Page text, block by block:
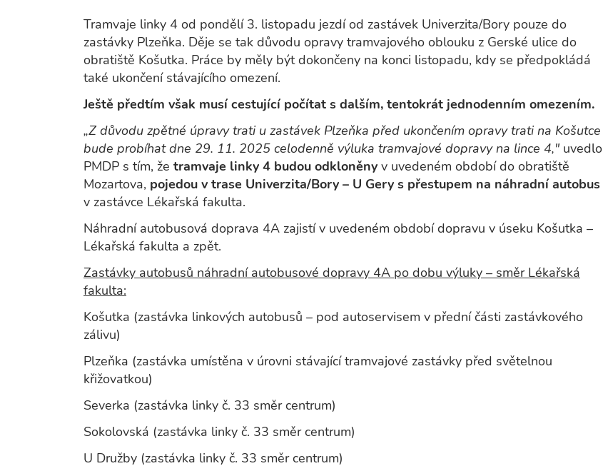
Tramvaje linky 4 od pondělí 3. listopadu jezdí od zastávek Univerzita/Bory pouze do
zastávky Plzeňka. Děje se tak důvodu opravy tramvajového oblouku z Gerské ulice do
obratiště Košutka. Práce by měly být dokončeny na konci listopadu, kdy se předpokládá
také ukončení stávajícího omezení.
Ještě předtím však musí cestující počítat s dalším, tentokrát jednodenním omezením.
„Z důvodu zpětné úpravy trati u zastávek Plzeňka před ukončením opravy trati na Košutce
bude probíhat dne 29. 11. 2025 celodenně výluka tramvajové dopravy na lince 4," uvedlo
PMDP s tím, že tramvaje linky 4 budou odkloněny v uvedeném období do obratiště
Mozartova, pojedou v trase Univerzita/Bory – U Gery s přestupem na náhradní autobus
v zastávce Lékařská fakulta.
Náhradní autobusová doprava 4A zajistí v uvedeném období dopravu v úseku Košutka –
Lékařská fakulta a zpět.
Zastávky autobusů náhradní autobusové dopravy 4A po dobu výluky – směr Lékařská
fakulta:
Košutka (zastávka linkových autobusů – pod autoservisem v přední části zastávkového
zálivu)
Plzeňka (zastávka umístěna v úrovni stávající tramvajové zastávky před světelnou
křižovatkou)
Severka (zastávka linky č. 33 směr centrum)
Sokolovská (zastávka linky č. 33 směr centrum)
U Družby (zastávka linky č. 33 směr centrum)